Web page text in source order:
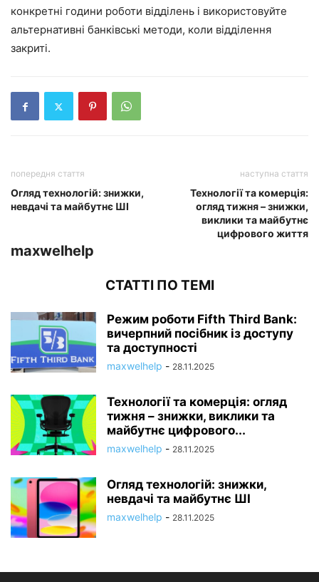
конкретні години роботи відділень і використовуйте
альтернативні банківські методи, коли відділення
закриті.
попередня стаття
Огляд технологій: знижки,
невдачі та майбутнє ШІ
наступна стаття
Технології та комерція:
огляд тижня – знижки,
виклики та майбутнє
цифрового життя
maxwelhelp
СТАТТІ ПО ТЕМІ
Режим роботи Fifth Third Bank:
вичерпний посібник із доступу
та доступності
maxwelhelp - 28.11.2025
Технології та комерція: огляд
тижня – знижки, виклики та
майбутнє цифрового...
maxwelhelp - 28.11.2025
Огляд технологій: знижки,
невдачі та майбутнє ШІ
maxwelhelp - 28.11.2025